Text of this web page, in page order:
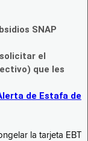
SNAP
el
que les
de Estafa de
la tarjeta EBT